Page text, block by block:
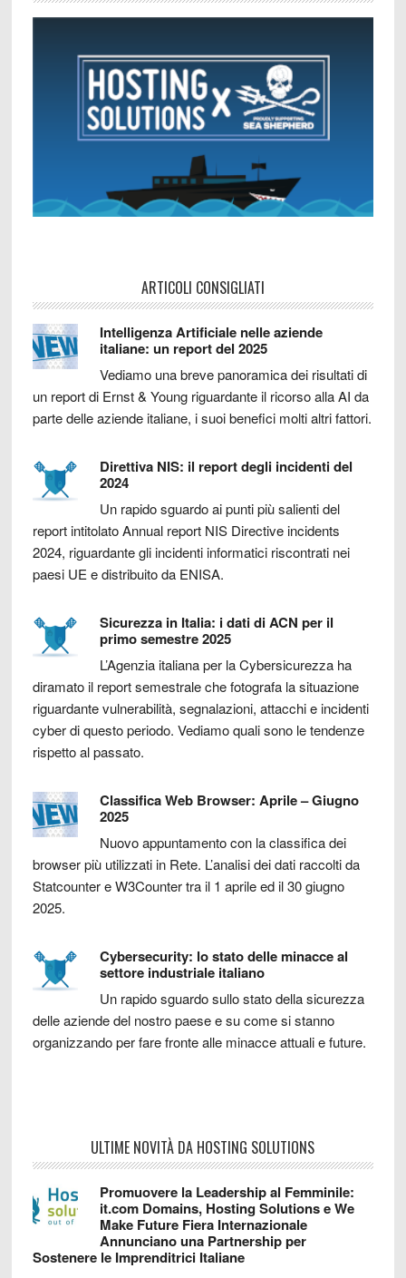
ARTICOLI CONSIGLIATI
Intelligenza Artificiale nelle aziende
italiane: un report del 2025
Vediamo una breve panoramica dei risultati di
un report di Ernst & Young riguardante il ricorso alla AI da
parte delle aziende italiane, i suoi benefici molti altri fattori.
Direttiva NIS: il report degli incidenti del
2024
Un rapido sguardo ai punti più salienti del
report intitolato Annual report NIS Directive incidents
2024, riguardante gli incidenti informatici riscontrati nei
paesi UE e distribuito da ENISA.
Sicurezza in Italia: i dati di ACN per il
primo semestre 2025
L’Agenzia italiana per la Cybersicurezza ha
diramato il report semestrale che fotografa la situazione
riguardante vulnerabilità, segnalazioni, attacchi e incidenti
cyber di questo periodo. Vediamo quali sono le tendenze
rispetto al passato.
Classifica Web Browser: Aprile – Giugno
2025
Nuovo appuntamento con la classifica dei
browser più utilizzati in Rete. L’analisi dei dati raccolti da
Statcounter e W3Counter tra il 1 aprile ed il 30 giugno
2025.
Cybersecurity: lo stato delle minacce al
settore industriale italiano
Un rapido sguardo sullo stato della sicurezza
delle aziende del nostro paese e su come si stanno
organizzando per fare fronte alle minacce attuali e future.
ULTIME NOVITÀ DA HOSTING SOLUTIONS
Promuovere la Leadership al Femminile:
it.com Domains, Hosting Solutions e We
Make Future Fiera Internazionale
Annunciano una Partnership per
Sostenere le Imprenditrici Italiane